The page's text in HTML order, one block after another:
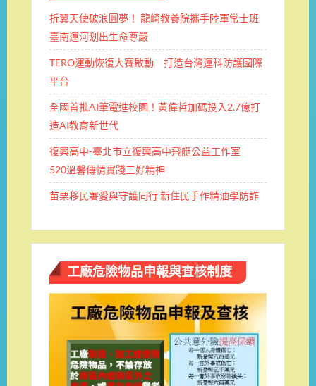
折翼天使破浪圓夢！ 龍崎教養院攜手陸軍常士班 ​
臺南運河划出生命尊嚴
TERO運動恢復大賽啟動 打造台灣運科防護國際
平台
全國首批AI筆電進校園！黃偉哲加碼投入2.7億打
造AI教育新世代
復興高中-臺北市立復興高中飛艇公益工作室
520溫馨傳情實踐三好精神
苗栗移民署愛與守護同行 新住民手作精油學防詐
工廠危險物品申報與查核制度